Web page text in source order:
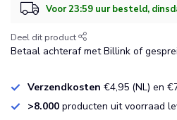
Voor 23:59 uur besteld,
Deel dit product
Betaal achteraf met Billink of
Verzendkosten €4,95 (NL) en
>8.000 producten uit voorraad